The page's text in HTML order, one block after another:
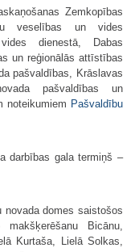
Zemkopības
veselības un vides
dienestā, Dabas
un reģionālās attīstības
pašvaldības, Krāslavas
pašvaldības un
noteikumiem Pašvaldību
darbības gala termiņš –
novada domes saistošos
Bicānu,
Kurtaša, Lielā Solkas,